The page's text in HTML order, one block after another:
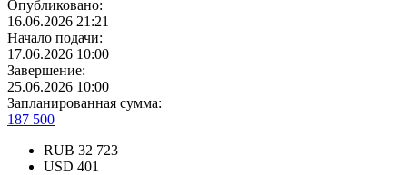
Опубликовано:
16.06.2026 21:21
Начало подачи:
17.06.2026 10:00
Завершение:
25.06.2026 10:00
Запланированная сумма:
187 500
RUB 32 723
USD 401